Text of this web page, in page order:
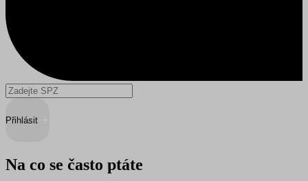
Přihlásit
Na co se často ptáte